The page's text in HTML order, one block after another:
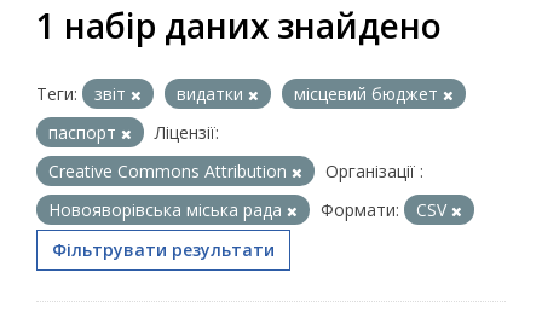
1 набір даних знайдено
Теги: звіт видатки
місцевий бюджет
паспорт
Ліцензії:
Creative Commons Attribution
Організації :
Новояворівська міська рада
Формати:
CSV
Фільтрувати результати